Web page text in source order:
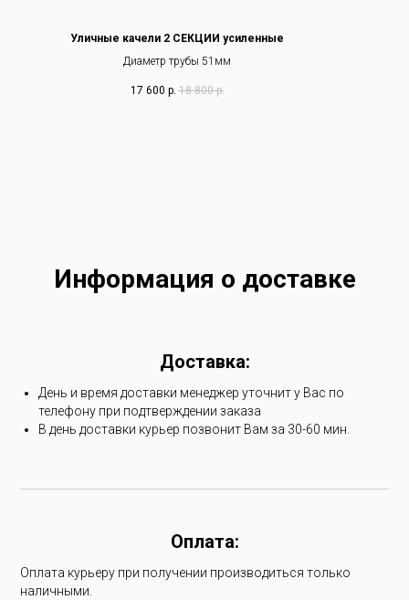
Уличные качели 2 СЕКЦИИ усиленные
Диаметр трубы 51мм
17 600 р. 18 800 р.
Информация о доставке
Доставка:
День и время доставки менеджер уточнит у Вас по
телефону при подтверждении заказа
В день доставки курьер позвонит Вам за 30-60 мин.
Оплата:
Оплата курьеру при получении производиться только
наличными.